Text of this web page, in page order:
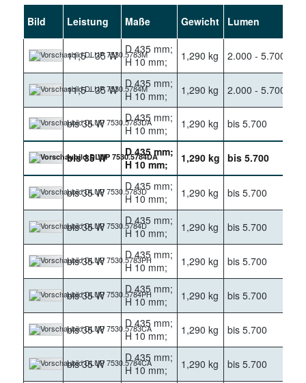
Bild Leistung Maße Gewicht Lumen
11,5 - 35 W
D 435 mm;
H 10 mm;
1,290 kg 2.000 - 5.700
11,5 - 35 W
D 435 mm;
H 10 mm;
1,290 kg 2.000 - 5.700
bis 35 W
D 435 mm;
H 10 mm;
1,290 kg bis 5.700
bis 35 W
D 435 mm;
H 10 mm;
1,290 kg bis 5.700
bis 35 W
D 435 mm;
H 10 mm;
1,290 kg bis 5.700
bis 35 W
D 435 mm;
H 10 mm;
1,290 kg bis 5.700
bis 35 W
D 435 mm;
H 10 mm;
1,290 kg bis 5.700
bis 35 W
D 435 mm;
H 10 mm;
1,290 kg bis 5.700
bis 35 W
D 435 mm;
H 10 mm;
1,290 kg bis 5.700
bis 35 W
D 435 mm;
H 10 mm;
1,290 kg bis 5.700